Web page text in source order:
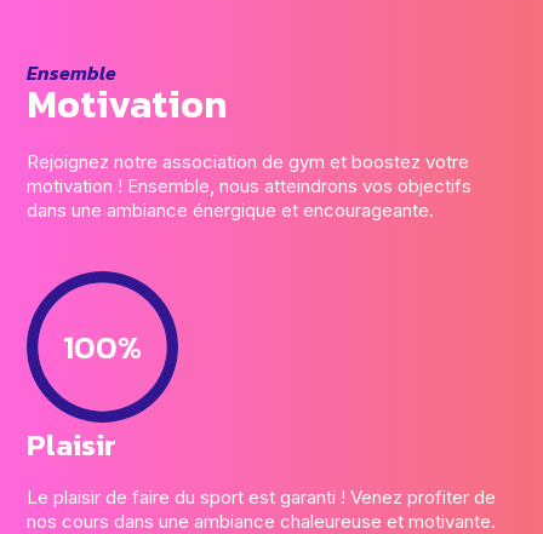
Ensemble
Motivation
Rejoignez notre association de gym et boostez votre
motivation ! Ensemble, nous atteindrons vos objectifs
dans une ambiance énergique et encourageante.
100%
Plaisir
Le plaisir de faire du sport est garanti ! Venez profiter de
nos cours dans une ambiance chaleureuse et motivante.